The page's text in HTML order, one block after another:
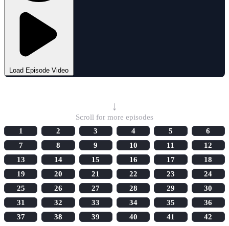
Load Episode Video
↓
Scroll for more episodes
1
2 3 4 5
6
7
8 9 10 11
12
13
14 15 16 17
18
19
20 21 22 23
24
25
26 27 28 29
30
31
32 33 34 35
36
37
38 39 40 41
42